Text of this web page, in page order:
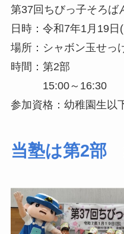
第37回ちびっ子そろば
日時：令和7年1月19日
場所：シャボン玉せ
時間：第2部
15:00～16:30
参加資格：幼稚園生以
当塾は第2部